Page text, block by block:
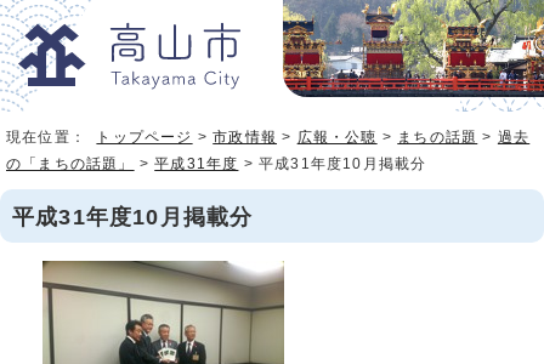
現在位置： トップページ >市政情報 > 広報・公聴 > まちの話題 > 過去
の「まちの話題」
>平成31年度 > 平成31年度10月掲載分
平成31年度10月掲載分